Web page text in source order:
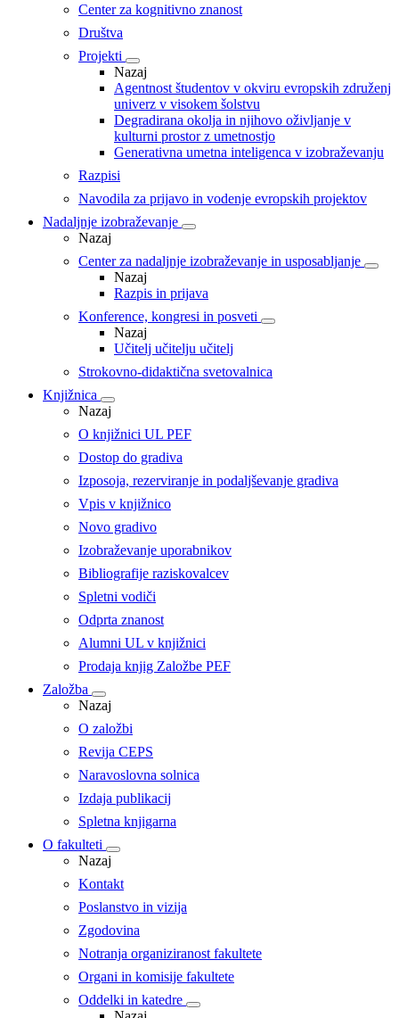
Center za kognitivno znanost
Društva
Projekti
Nazaj
Agentnost študentov v okviru evropskih združenj
univerz v visokem šolstvu
Degradirana okolja in njihovo oživljanje v
kulturni prostor z umetnostjo
Generativna umetna inteligenca v izobraževanju
Razpisi
Navodila za prijavo in vodenje evropskih projektov
Nadaljnje izobraževanje
Nazaj
Center za nadaljnje izobraževanje in usposabljanje
Nazaj
Razpis in prijava
Konference, kongresi in posveti
Nazaj
Učitelj učitelju učitelj
Strokovno-didaktična svetovalnica
Knjižnica
Nazaj
O knjižnici UL PEF
Dostop do gradiva
Izposoja, rezerviranje in podaljševanje gradiva
Vpis v knjižnico
Novo gradivo
Izobraževanje uporabnikov
Bibliografije raziskovalcev
Spletni vodiči
Odprta znanost
Alumni UL v knjižnici
Prodaja knjig Založbe PEF
Založba
Nazaj
O založbi
Revija CEPS
Naravoslovna solnica
Izdaja publikacij
Spletna knjigarna
O fakulteti
Nazaj
Kontakt
Poslanstvo in vizija
Zgodovina
Notranja organiziranost fakultete
Organi in komisije fakultete
Oddelki in katedre